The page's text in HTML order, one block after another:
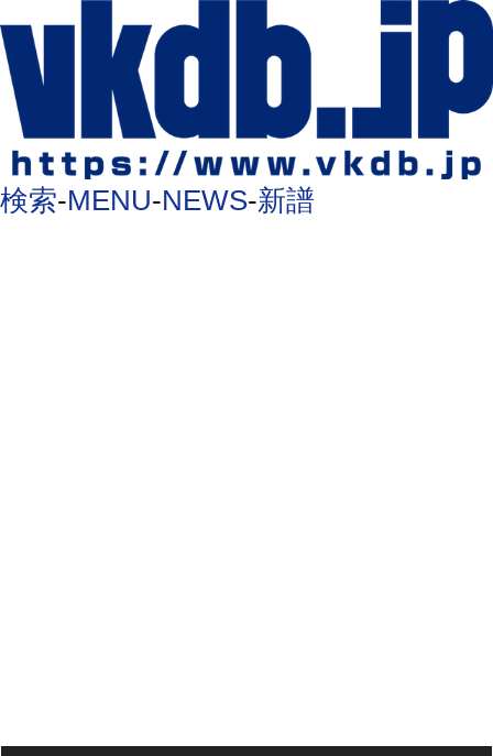
検索-MENU-NEWS-新譜